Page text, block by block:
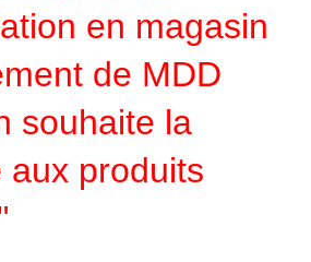
en magasin
de MDD
souhaite la
aux produits